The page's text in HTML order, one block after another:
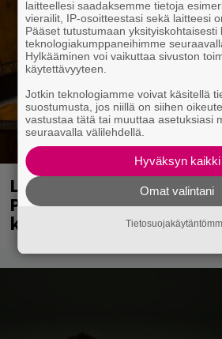
Laittomasta graffitista
Paavo Arhinmäki jälleen
kädessä – näitä
laitteellesi saadaksemme tietoja
vierailit, IP-osoitteestasi sekä laitteesi
Pääset tutustumaan yksityiskohtaisesti
teknologiakumppaneihimme
Hylkääminen voi vaikuttaa sivuston
käytettävyyteen.
Jotkin teknologiamme voivat käsitellä
suostumusta, jos niillä on siihen
vastustaa tätä tai muuttaa asetuksiasi
seuraavalla välilehdellä.
Hyväksyn kaikki
Omat valintani